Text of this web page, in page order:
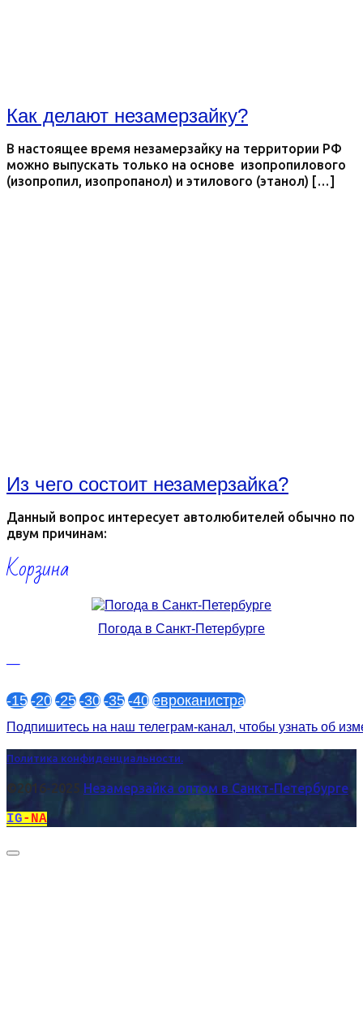
Как делают незамерзайку?
В настоящее время незамерзайку на территории РФ
можно выпускать только на основе изопропилового
(изопропил, изопропанол) и этилового (этанол) […]
Из чего состоит незамерзайка?
Данный вопрос интересует автолюбителей обычно по
двум причинам:
Корзина
Погода в Санкт-Петербурге
—
-15 -20 -25 -30 -35 -40 евроканистра
Подпишитесь на наш телеграм-канал, чтобы узнать об
Политика конфиденциальности.
©2016-2025 Незамерзайка оптом в Санкт-Петербурге
IG-NA